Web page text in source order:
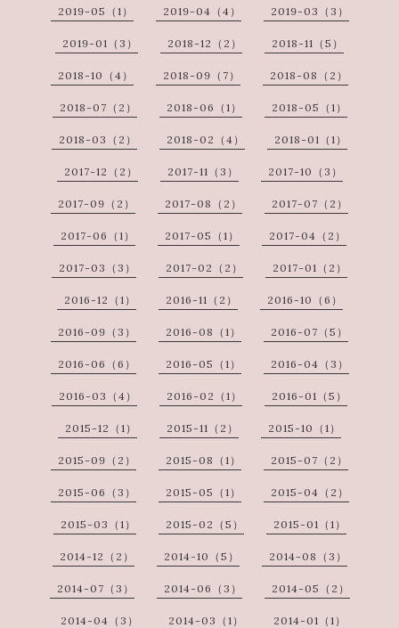
2019-05（1） 2019-04（4） 2019-03（3）
2019-01（3） 2018-12（2） 2018-11（5）
2018-10（4） 2018-09（7） 2018-08（2）
2018-07（2） 2018-06（1） 2018-05（1）
2018-03（2） 2018-02（4） 2018-01（1）
2017-12（2） 2017-11（3） 2017-10（3）
2017-09（2） 2017-08（2） 2017-07（2）
2017-06（1） 2017-05（1） 2017-04（2）
2017-03（3） 2017-02（2） 2017-01（2）
2016-12（1） 2016-11（2） 2016-10（6）
2016-09（3） 2016-08（1） 2016-07（5）
2016-06（6） 2016-05（1） 2016-04（3）
2016-03（4） 2016-02（1） 2016-01（5）
2015-12（1） 2015-11（2） 2015-10（1）
2015-09（2） 2015-08（1） 2015-07（2）
2015-06（3） 2015-05（1） 2015-04（2）
2015-03（1） 2015-02（5） 2015-01（1）
2014-12（2） 2014-10（5） 2014-08（3）
2014-07（3） 2014-06（3） 2014-05（2）
2014-04（3） 2014-03（1） 2014-01（1）